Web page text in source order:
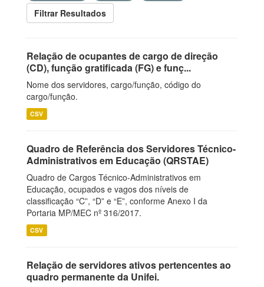
Filtrar Resultados
Relação de ocupantes de cargo de direção
(CD), função gratificada (FG) e funç...
Nome dos servidores, cargo/função, código do
cargo/função.
CSV
Quadro de Referência dos Servidores Técnico-
Administrativos em Educação (QRSTAE)
Quadro de Cargos Técnico-Administrativos em
Educação, ocupados e vagos dos níveis de
classificação “C”, “D” e “E”, conforme Anexo I da
Portaria MP/MEC nº 316/2017.
CSV
Relação de servidores ativos pertencentes ao
quadro permanente da Unifei.